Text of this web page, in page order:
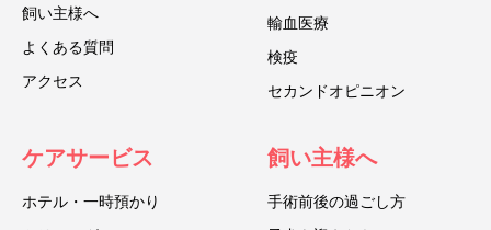
飼い主様へ
よくある質問
アクセス
輸血医療
検疫
セカンドオピニオン
ケアサービス
ホテル・一時預かり
飼い主様へ
手術前後の過ごし方